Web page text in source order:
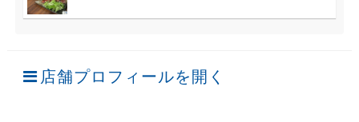
店舗プロフィールを開く